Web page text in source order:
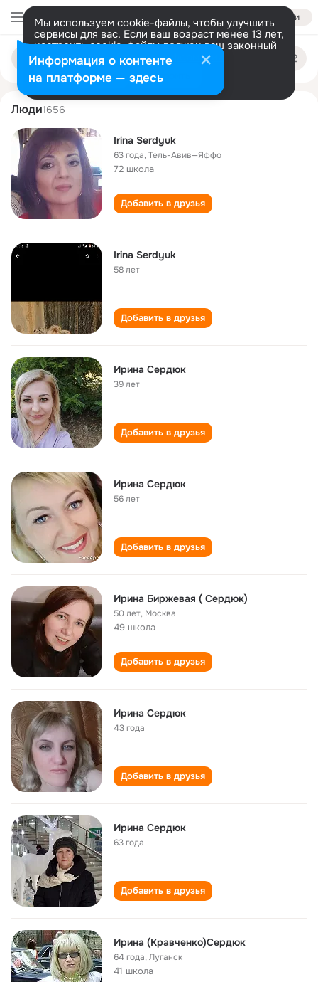
Войти
Мы используем cookie-файлы, чтобы улучшить
сервисы для вас. Если ваш возраст менее 13 лет,
настроить cookie-файлы должен ваш законный
представитель. Больше информации
Разрешить все Настроить
Поиск
людям
irina serdyuk
Люди1656
Irina Serdyuk
63 года,Тель-Авив—Яффо
72 школа
Добавить в друзья
Irina Serdyuk
58 лет
Добавить в друзья
Ирина Сердюк
39 лет
Добавить в друзья
Ирина Сердюк
56 лет
Добавить в друзья
Ирина Биржевая ( Сердюк)
50 лет, Москва
49 школа
Добавить в друзья
Ирина Сердюк
43 года
Добавить в друзья
Ирина Сердюк
63 года
Добавить в друзья
Ирина (Кравченко)Сердюк
64 года,Луганск
41 школа
Информация о контенте
на платформе — здесь